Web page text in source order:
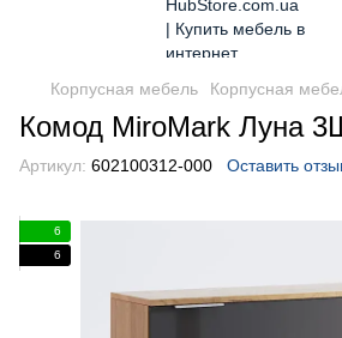
Корпусная мебель Корпусная
Комод MiroMark Луна
Артикул: 602100312-000 Оставить
6
6